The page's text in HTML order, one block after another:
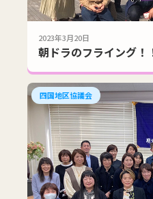
2023年3月20日
朝ドラのフライング！
四国地区協議会